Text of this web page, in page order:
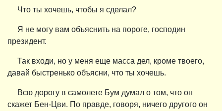
Что ты хочешь, чтобы я сделал?
Я не могу вам объяснить на пороге, господин
президент.
Так входи, но у меня еще масса дел, кроме твоего,
давай быстренько объясни, что ты хочешь.
Всю дорогу в самолете Бум думал о том, что он
скажет Бен-Цви. По правде, говоря, ничего другого он